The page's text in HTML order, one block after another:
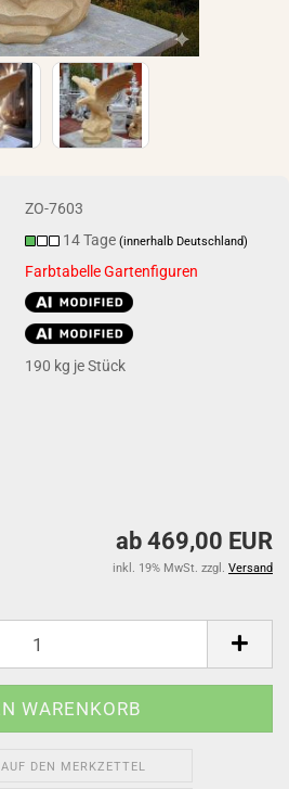
ZO-7603
14 Tage(innerhalb Deutschland)
Farbtabelle Gartenfiguren
190 kg je Stück
ab 469,00 EUR
inkl. 19% MwSt. zzgl. Versand
AUF DEN MERKZETTEL